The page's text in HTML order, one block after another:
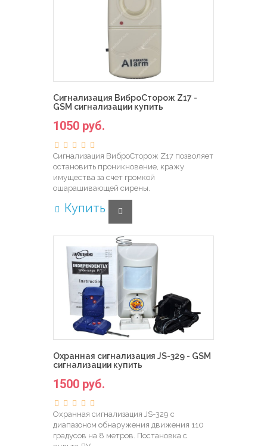
Сигнализация ВиброСторож Z17 -
GSM сигнализации купить
1050 руб.
Сигнализация ВиброСторож Z17 позволяет
остановить проникновение, кражу
имущества за счет громкой
ошарашивающей сирены.
Купить
Охранная сигнализация JS-329 - GSM
сигнализации купить
1500 руб.
Охранная сигнализация JS-329 с
диапазоном обнаружения движения 110
градусов на 8 метров. Постановка с